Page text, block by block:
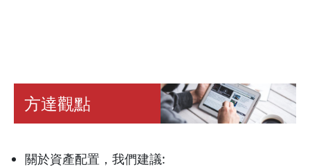
方達觀點
關於資產配置，我們建議: